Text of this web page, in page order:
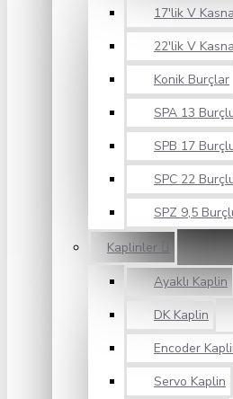
17'lik V
22'lik V
Konik Burçlar
SPA 13
SPB 17
SPC 22
SPZ 9,5
Kaplinler
Ayaklı Kaplin
DK Kaplin
Encoder
Servo Kaplin